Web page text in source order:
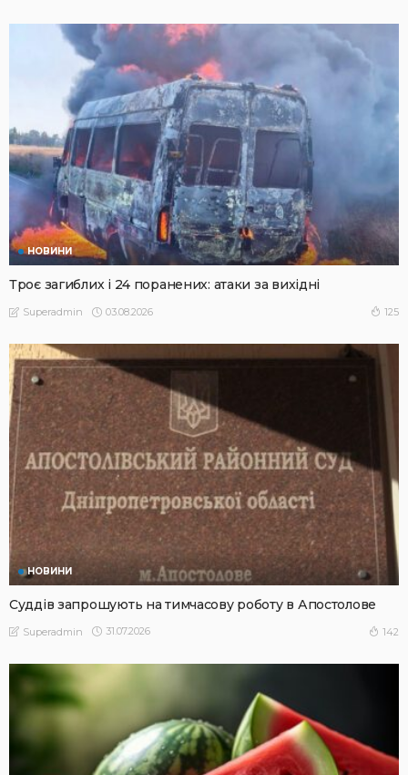
НОВИНИ
Троє загиблих і 24 поранених: атаки за вихідні
Superadmin 03.08.2026 125
НОВИНИ
Суддів запрошують на тимчасову роботу в Апостолове
Superadmin 31.07.2026 142